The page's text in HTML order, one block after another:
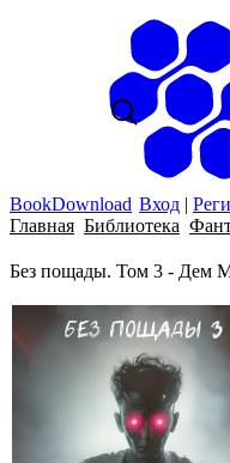
BookDownload Вход |
Главная Библиотека
Без пощады. Том 3 - Дем